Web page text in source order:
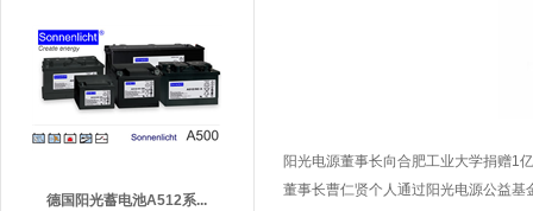
德国阳光蓄电池A512系...
阳光电源董事长向合肥工业大学捐赠1
董事长曹仁贤个人通过阳光电源公益